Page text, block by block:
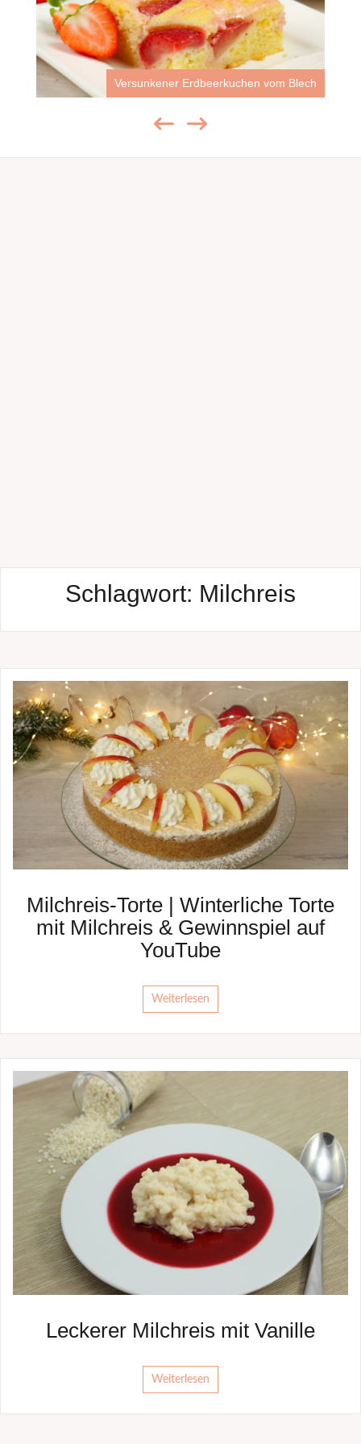
Versunkener Erdbeerkuchen vom Blech
Schlagwort: Milchreis
Milchreis-Torte | Winterliche Torte
mit Milchreis & Gewinnspiel auf
YouTube
Weiterlesen
Leckerer Milchreis mit Vanille
Weiterlesen